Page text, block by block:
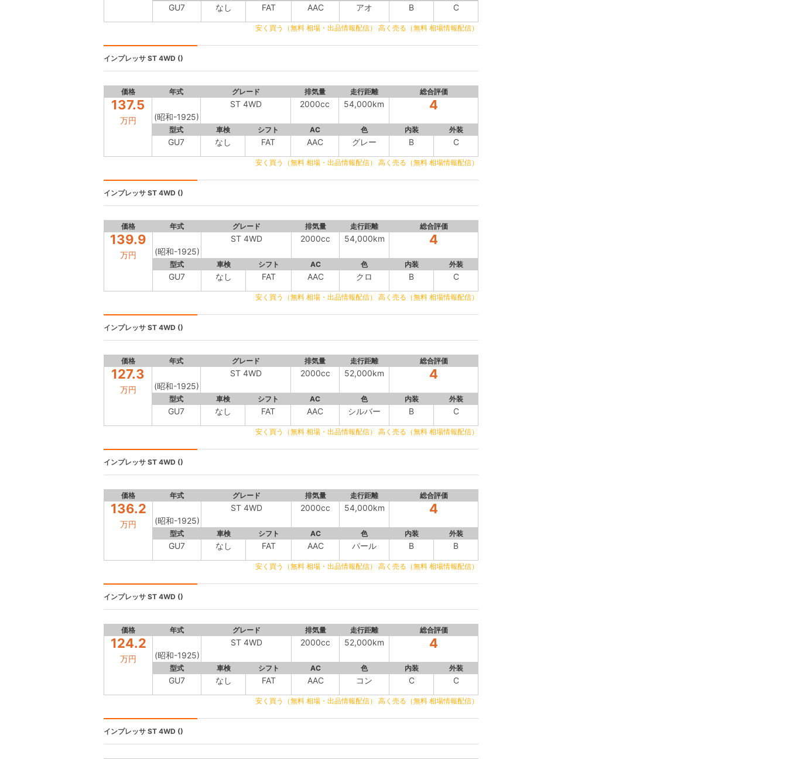
GU7 なし FAT AAC アオ B C
安く買う（無料 相場・出品情報配信） 高く売る（無料 相場情報配信）
インプレッサ ST 4WD ()
価格 年式 グレード 排気量 走行距離 総合評価
137.5
万円 (昭和-1925)
ST 4WD 2000cc 54,000km 4
型式 車検 シフト AC 色 内装 外装
GU7 なし FAT AAC グレー B C
安く買う（無料 相場・出品情報配信） 高く売る（無料 相場情報配信）
インプレッサ ST 4WD ()
価格 年式 グレード 排気量 走行距離 総合評価
139.9
万円 (昭和-1925)
ST 4WD 2000cc 54,000km 4
型式 車検 シフト AC 色 内装 外装
GU7 なし FAT AAC クロ B C
安く買う（無料 相場・出品情報配信） 高く売る（無料 相場情報配信）
インプレッサ ST 4WD ()
価格 年式 グレード 排気量 走行距離 総合評価
127.3
万円 (昭和-1925)
ST 4WD 2000cc 52,000km 4
型式 車検 シフト AC 色 内装 外装
GU7 なし FAT AAC シルバー B C
安く買う（無料 相場・出品情報配信） 高く売る（無料 相場情報配信）
インプレッサ ST 4WD ()
価格 年式 グレード 排気量 走行距離 総合評価
136.2
万円 (昭和-1925)
ST 4WD 2000cc 54,000km 4
型式 車検 シフト AC 色 内装 外装
GU7 なし FAT AAC パール B B
安く買う（無料 相場・出品情報配信） 高く売る（無料 相場情報配信）
インプレッサ ST 4WD ()
価格 年式 グレード 排気量 走行距離 総合評価
124.2
万円 (昭和-1925)
ST 4WD 2000cc 52,000km 4
型式 車検 シフト AC 色 内装 外装
GU7 なし FAT AAC コン C C
安く買う（無料 相場・出品情報配信） 高く売る（無料 相場情報配信）
インプレッサ ST 4WD ()